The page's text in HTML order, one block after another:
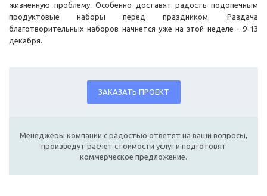
жизненную проблему. Особенно доставят радость подопечным
продуктовые наборы перед праздником. Раздача
благотворительных наборов начнется уже на этой неделе - 9-13
декабря.
ЗАКАЗАТЬ ПРОЕКТ
Менеджеры компании с радостью ответят на ваши вопросы,
произведут расчет стоимости услуг и подготовят
коммерческое предложение.